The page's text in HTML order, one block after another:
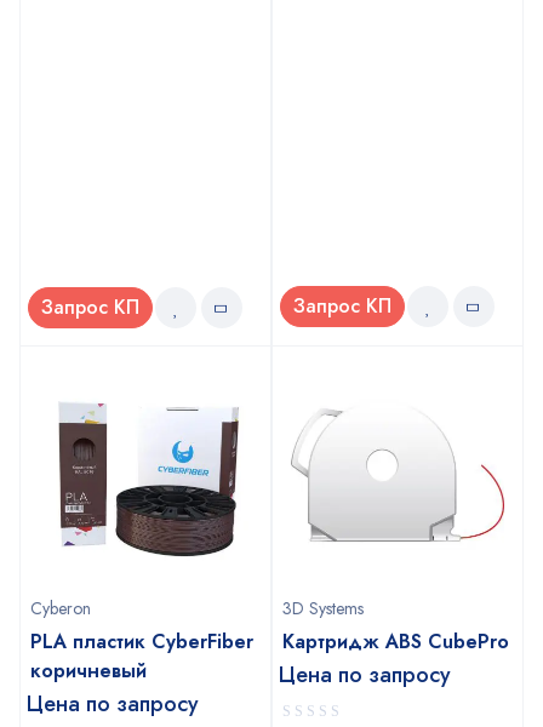
Запрос КП Запрос КП
Cyberon
PLA пластик CyberFiber
коричневый
Цена по запросу
3D Systems
Картридж ABS CubePro
Цена по запросу